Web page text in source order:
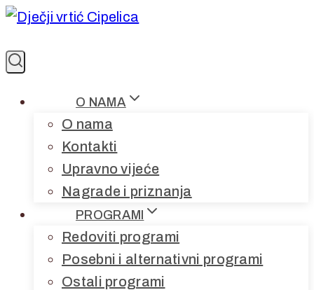
Skip
content
O NAMA
O nama
Kontakti
Upravno vijeće
Nagrade i priznanja
PROGRAMI
Redoviti programi
Posebni i alternativni programi
Ostali programi